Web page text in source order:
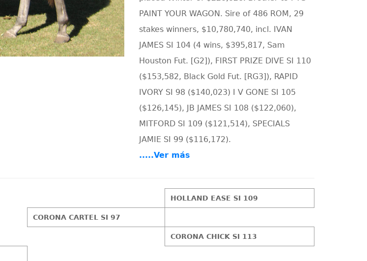
PAINT YOUR WAGON. Sire of 486 ROM, 29
stakes winners, $10,780,740, incl. IVAN
JAMES SI 104 (4 wins, $395,817, Sam
Houston Fut. [G2]), FIRST PRIZE DIVE SI 110
($153,582, Black Gold Fut. [RG3]), RAPID
IVORY SI 98 ($140,023) I V GONE SI 105
($126,145), JB JAMES SI 108 ($122,060),
MITFORD SI 109 ($121,514), SPECIALS
JAMIE SI 99 ($116,172).
.....Ver más
HOLLAND EASE SI 109
CORONA CARTEL SI 97
CORONA CHICK SI 113